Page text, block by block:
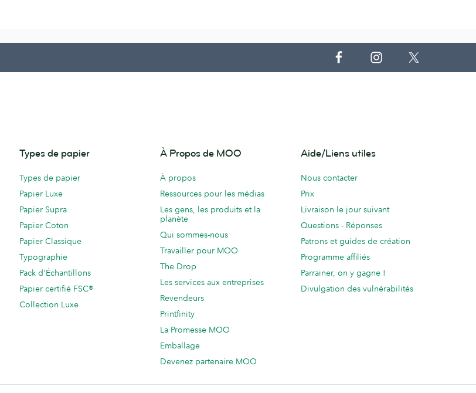
Types de papier
Types de papier
Papier Luxe
Papier Supra
Papier Coton
Papier Classique
Typographie
Pack d'Échantillons
Papier certifié FSC®
Collection Luxe
À Propos de MOO
À propos
Ressources pour les médias
Les gens, les produits et la
planète
Qui sommes-nous
Travailler pour MOO
The Drop
Les services aux entreprises
Revendeurs
Printfinity
La Promesse MOO
Emballage
Devenez partenaire MOO
Aide/Liens utiles
Nous contacter
Prix
Livraison le jour suivant
Questions - Réponses
Patrons et guides de création
Programme affiliés
Parrainer, on y gagne !
Divulgation des vulnérabilités